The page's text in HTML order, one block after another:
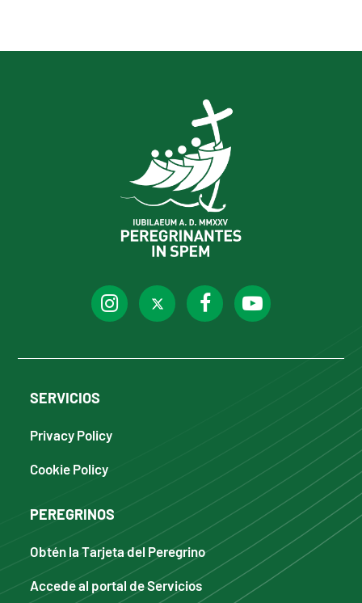
SERVICIOS
Privacy Policy
Cookie Policy
PEREGRINOS
Obtén la Tarjeta del Peregrino
Accede al portal de Servicios